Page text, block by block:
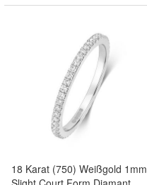
18 Karat (750) Weißgold 1mm